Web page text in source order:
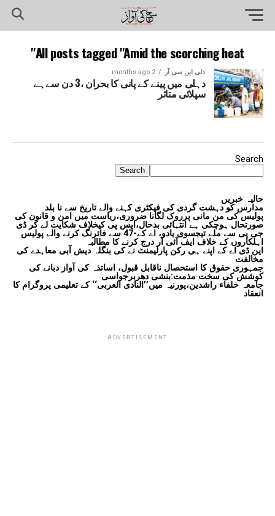
All posts tagged "Amid the scorching heat"
دلی این سی آر 2 months ago
دہلی میں پینے کے پانی کا بحران ،3 دن سےہے
سپلائی متاثر
Search
Search
حالیہ خبریں
مدارس کو دہشت گردی کی فیکٹری کہنے والے تاریخ سے نا بلد
پولیس کی من مانی پرروک لگانا ضروری،ریاست میں امن و قانون کی
صورتحال ہوچکی ہے انتہائی بدحال،ایس پی کیخلاف شکایت لے کر ڈی
جی پی سے ملے تیجسوی یادو، اے کے-47 سے فائرنگ کرنے والے پولیس
اہلکاروں کے خلاف ایف آئی آر درج کرنے کا مطالبہ
این ڈی اے کے اپنے ہی رکن پارلیمنٹ نے کی بنگلہ دیش آبی معاہدے کی
مخالفت
جمہوری حقوق کا استحصال ناقابل قبول، اساتذہ کی آواز دبانے کی
کوشش کی سخت مذمت:بنشی دھربرجواسی
جامعہ خلفاء راشدین،پورنیہ میں’’النادی العربی‘‘ کے تعلیمی پروگرام کا
انعقاد
ADVERTISEMENT